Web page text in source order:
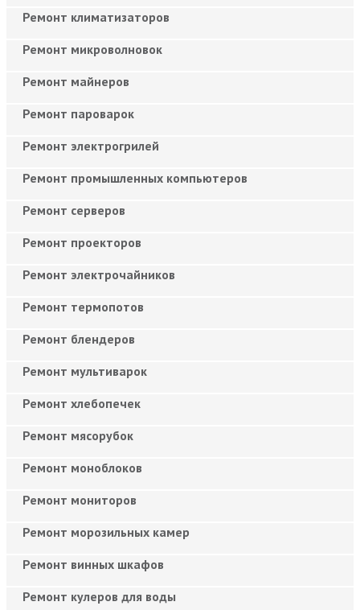
Ремонт климатизаторов
Ремонт микроволновок
Ремонт майнеров
Ремонт пароварок
Ремонт электрогрилей
Ремонт промышленных компьютеров
Ремонт серверов
Ремонт проекторов
Ремонт электрочайников
Ремонт термопотов
Ремонт блендеров
Ремонт мультиварок
Ремонт хлебопечек
Ремонт мясорубок
Ремонт моноблоков
Ремонт мониторов
Ремонт морозильных камер
Ремонт винных шкафов
Ремонт кулеров для воды